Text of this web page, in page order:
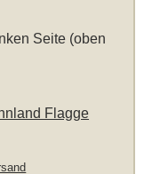
Seite (oben
Flagge